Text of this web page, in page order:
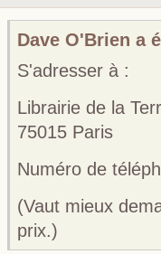
Dave O'Brien a
S'adresser à :
Librairie de la
75015 Paris
Numéro de
(Vaut mieux
prix.)